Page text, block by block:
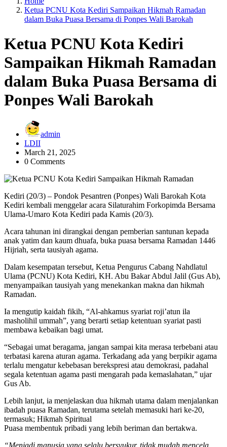
Ketua PCNU Kota Kediri Sampaikan Hikmah Ramadan
dalam Buka Puasa Bersama di Ponpes Wali Barokah
Ketua PCNU Kota Kediri
Sampaikan Hikmah Ramadan
dalam Buka Puasa Bersama di
Ponpes Wali Barokah
admin
LDII
March 21, 2025
0 Comments
Kediri (20/3) – Pondok Pesantren (Ponpes) Wali Barokah Kota
Kediri kembali menggelar acara Silaturahim Forkopimda Bersama
Ulama-Umaro Kota Kediri pada Kamis (20/3).
Acara tahunan ini dirangkai dengan pemberian santunan kepada
anak yatim dan kaum dhuafa, buka puasa bersama Ramadan 1446
Hijriah, serta tausiyah agama.
Dalam kesempatan tersebut, Ketua Pengurus Cabang Nahdlatul
Ulama (PCNU) Kota Kediri, KH. Abu Bakar Abdul Jalil (Gus Ab),
menyampaikan tausiyah yang menekankan makna dan hikmah
Ramadan.
Ia mengutip kaidah fikih, “Al-ahkamus syariat roji’atun ila
masholihil ummah”, yang berarti setiap ketentuan syariat pasti
membawa kebaikan bagi umat.
“Sebagai umat beragama, jangan sampai kita merasa terbebani atau
terbatasi karena aturan agama. Terkadang ada yang berpikir agama
terlalu mengatur kebebasan berekspresi atau demokrasi, padahal
segala ketentuan agama pasti mengarah pada kemaslahatan,” ujar
Gus Ab.
Lebih lanjut, ia menjelaskan dua hikmah utama dalam menjalankan
ibadah puasa Ramadan, terutama setelah memasuki hari ke-20,
termasuk; Hikmah Spiritual
Puasa membentuk pribadi yang lebih beriman dan bertakwa.
“Menjadi manusia yang selalu bersyukur, tidak mudah mencela,